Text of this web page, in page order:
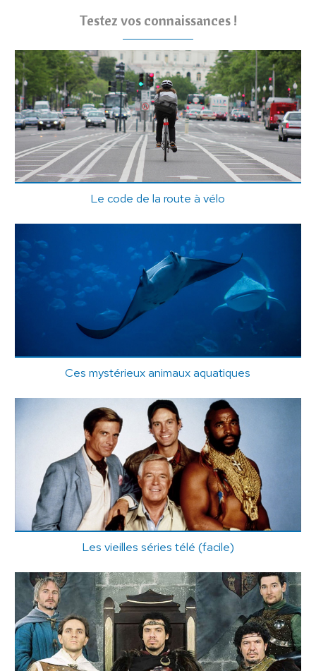
Testez vos connaissances !
Le code de la route à vélo
Ces mystérieux animaux aquatiques
Les vieilles séries télé (facile)